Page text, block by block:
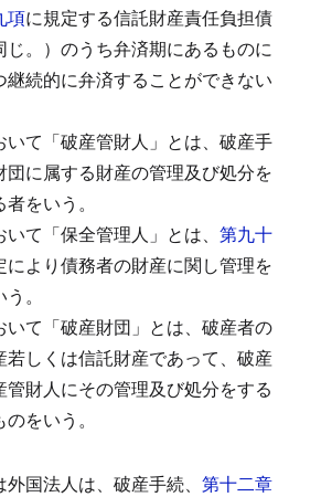
項に規定する信託財産責任負担債
。）のうち弁済期にあるものに
続的に弁済することができない
いて「破産管財人」とは、破産手
に属する財産の管理及び処分を
をいう。
て「保全管理人」とは、 第九十
により債務者の財産に関し管理を
。
いて「破産財団」とは、破産者の
若しくは信託財産であって、破産
財人にその管理及び処分をする
をいう。
国法人は、破産手続、 第十二章